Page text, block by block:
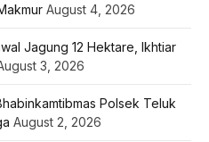
August 4, 2026
Jagung 12 Hektare, Ikhtiar
3, 2026
Polsek Teluk
August 2, 2026